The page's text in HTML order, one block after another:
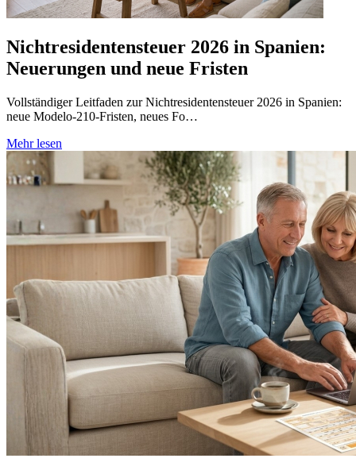
Nichtresidentensteuer 2026 in Spanien:
Neuerungen und neue Fristen
Vollständiger Leitfaden zur Nichtresidentensteuer 2026 in Spanien:
neue Modelo-210-Fristen, neues Fo…
Mehr lesen